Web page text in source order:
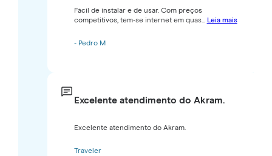
Fácil de instalar e de usar. Com preços
competitivos, tem-se internet em quas... Leia mais
- Pedro M
Excelente atendimento do Akram.
Excelente atendimento do Akram.
Traveler